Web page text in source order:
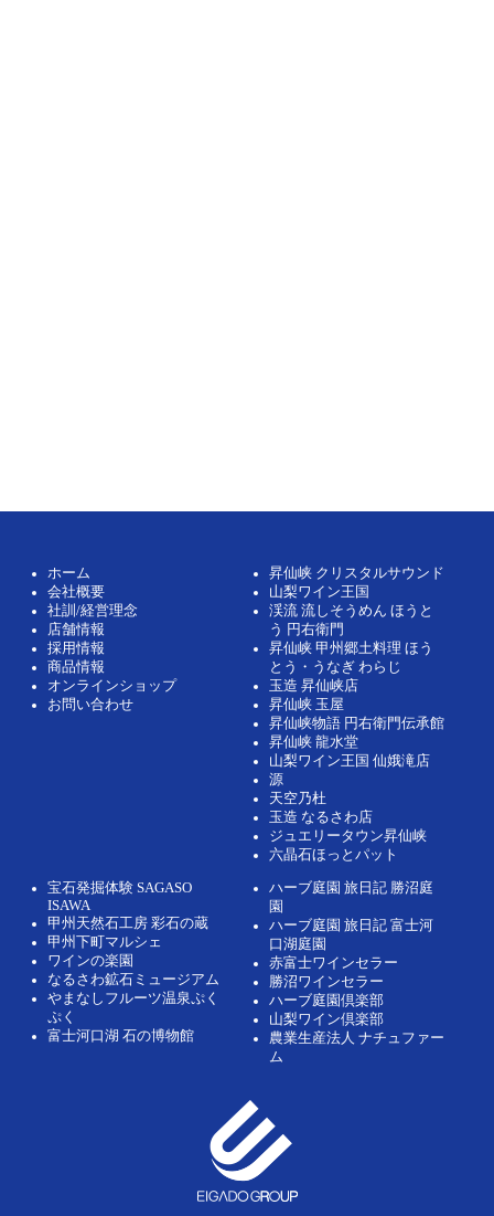
ホーム
会社概要
社訓/経営理念
店舗情報
採用情報
商品情報
オンラインショップ
お問い合わせ
昇仙峡 クリスタルサウンド
山梨ワイン王国
渓流 流しそうめん ほうと
う 円右衛門
昇仙峡 甲州郷土料理 ほう
とう・うなぎ わらじ
玉造 昇仙峡店
昇仙峡 玉屋
昇仙峡物語 円右衛門伝承館
昇仙峡 龍水堂
山梨ワイン王国 仙娥滝店
源
天空乃杜
玉造 なるさわ店
ジュエリータウン昇仙峡
六晶石ほっとパット
宝石発掘体験 SAGASO
ISAWA
甲州天然石工房 彩石の蔵
甲州下町マルシェ
ワインの楽園
なるさわ鉱石ミュージアム
やまなしフルーツ温泉ぷく
ぷく
富士河口湖 石の博物館
ハーブ庭園 旅日記 勝沼庭
園
ハーブ庭園 旅日記 富士河
口湖庭園
赤富士ワインセラー
勝沼ワインセラー
ハーブ庭園倶楽部
山梨ワイン倶楽部
農業生産法人 ナチュファー
ム